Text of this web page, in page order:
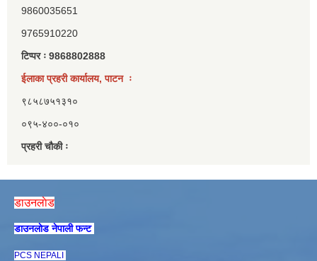
9860035651
9765910220
टिप्पर ः 9868802888
ईलाका प्रहरी कार्यालय, पाटन ः
९८५८७५१३१०
०९५-४००-०१०
प्रहरी चौकी ः
डाउनलाेड
डाउनलाेड नेपाली फन्ट
PCS NEPALI